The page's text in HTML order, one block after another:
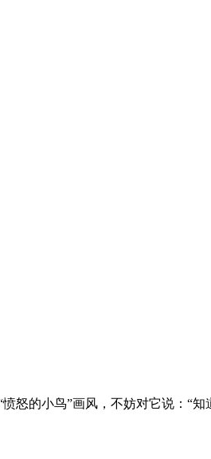
怒的小鸟”画风，不妨对它说：“知